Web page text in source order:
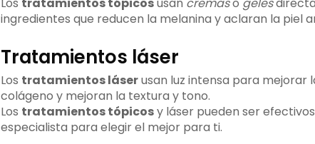
Los tratamientos tópicosusan cremaso geles
ingredientes que reducen la melanina y aclaran la piel
Tratamientos láser
Los tratamientos láserusan luz intensa para mejorar
colágeno y mejoran la textura y tono.
Los tratamientos tópicosy láser pueden ser
especialista para elegir el mejor para ti.